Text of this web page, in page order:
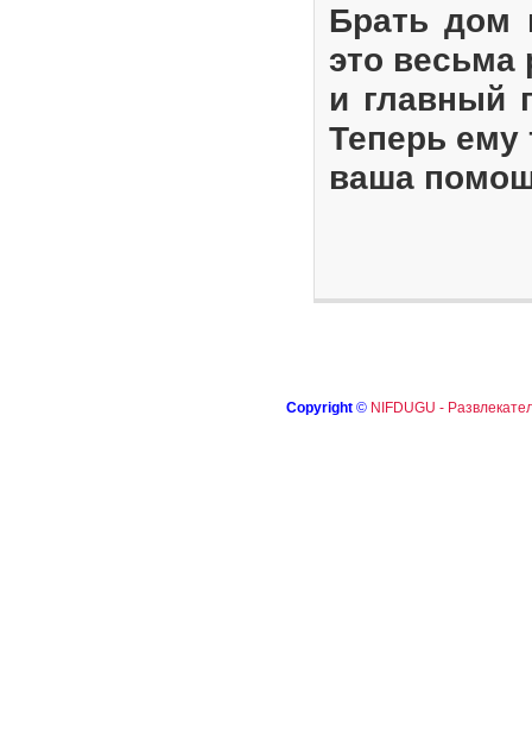
Брать дом
это весьма
и главный
Теперь ему
ваша
Copyright © NIFDUGU -